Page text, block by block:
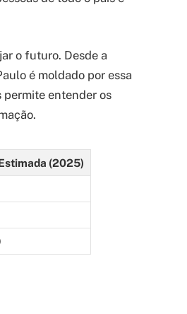
o futuro. Desde a
é moldado por essa
permite entender os
(2025)